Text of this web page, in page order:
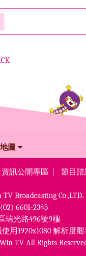
圖
資訊公開專區 節目
TV Broadcasting Co.,LTD.
(02) 6601-2345
瑞光路496號9樓
用1920x1080 解析度
TV All Rights